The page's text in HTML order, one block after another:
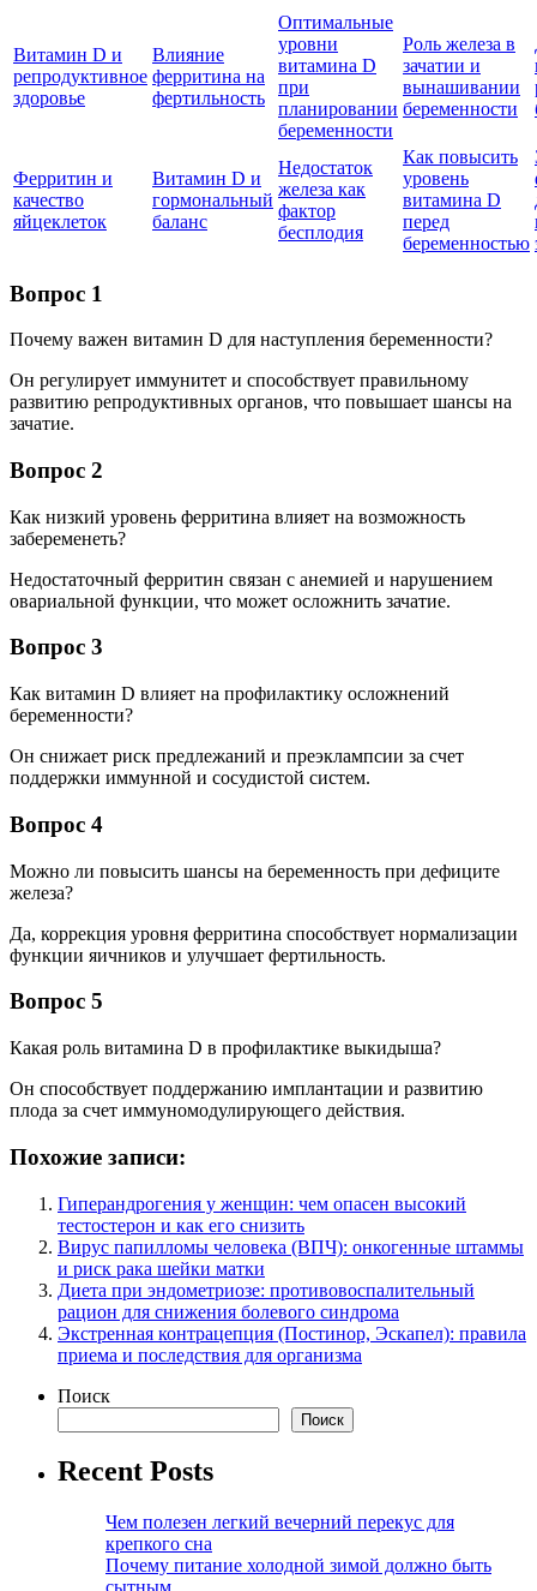
Витамин D и
репродуктивное
здоровье
Влияние
ферритина на
фертильность
Оптимальные
уровни
витамина D
при
планировании
беременности
Роль железа в
зачатии и
вынашивании
беременности
Ферритин и
качество
яйцеклеток
Витамин D и
гормональный
баланс
Недостаток
железа как
фактор
бесплодия
Как повысить
уровень
витамина D
перед
беременностью
Вопрос 1
Почему важен витамин D для наступления беременности?
Он регулирует иммунитет и способствует правильному
развитию репродуктивных органов, что повышает шансы на
зачатие.
Вопрос 2
Как низкий уровень ферритина влияет на возможность
забеременеть?
Недостаточный ферритин связан с анемией и нарушением
овариальной функции, что может осложнить зачатие.
Вопрос 3
Как витамин D влияет на профилактику осложнений
беременности?
Он снижает риск предлежаний и преэклампсии за счет
поддержки иммунной и сосудистой систем.
Вопрос 4
Можно ли повысить шансы на беременность при дефиците
железа?
Да, коррекция уровня ферритина способствует нормализации
функции яичников и улучшает фертильность.
Вопрос 5
Какая роль витамина D в профилактике выкидыша?
Он способствует поддержанию имплантации и развитию
плода за счет иммуномодулирующего действия.
Похожие записи:
Гиперандрогения у женщин: чем опасен высокий
тестостерон и как его снизить
Вирус папилломы человека (ВПЧ): онкогенные штаммы
и риск рака шейки матки
Диета при эндометриозе: противовоспалительный
рацион для снижения болевого синдрома
Экстренная контрацепция (Постинор, Эскапел): правила
приема и последствия для организма
Поиск
Поиск
Recent Posts
Чем полезен легкий вечерний перекус для
крепкого сна
Почему питание холодной зимой должно быть